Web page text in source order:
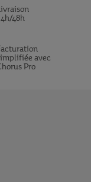
48h
avec
Pro